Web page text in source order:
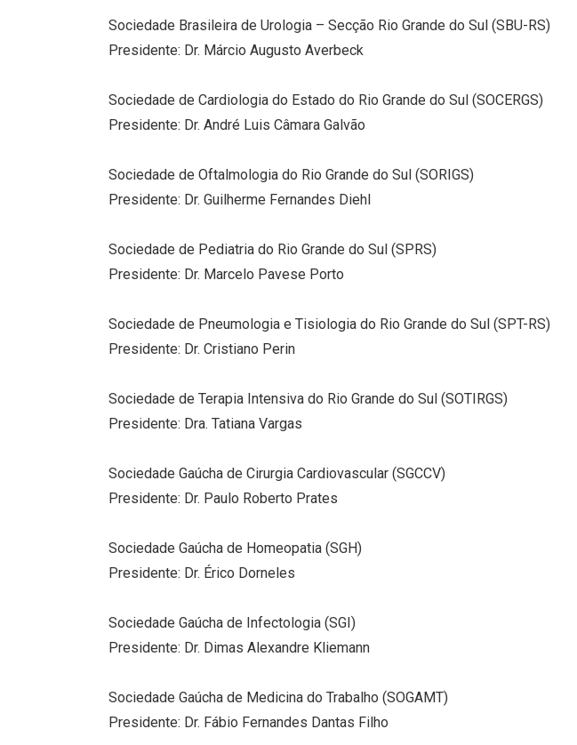
Sociedade Brasileira de Urologia – Secção Rio Grande do Sul (SBU-RS)
Presidente: Dr. Márcio Augusto Averbeck
Sociedade de Cardiologia do Estado do Rio Grande do Sul (SOCERGS)
Presidente: Dr. André Luis Câmara Galvão
Sociedade de Oftalmologia do Rio Grande do Sul (SORIGS)
Presidente: Dr. Guilherme Fernandes Diehl
Sociedade de Pediatria do Rio Grande do Sul (SPRS)
Presidente: Dr. Marcelo Pavese Porto
Sociedade de Pneumologia e Tisiologia do Rio Grande do Sul (SPT-RS)
Presidente: Dr. Cristiano Perin
Sociedade de Terapia Intensiva do Rio Grande do Sul (SOTIRGS)
Presidente: Dra. Tatiana Vargas
Sociedade Gaúcha de Cirurgia Cardiovascular (SGCCV)
Presidente: Dr. Paulo Roberto Prates
Sociedade Gaúcha de Homeopatia (SGH)
Presidente: Dr. Érico Dorneles
Sociedade Gaúcha de Infectologia (SGI)
Presidente: Dr. Dimas Alexandre Kliemann
Sociedade Gaúcha de Medicina do Trabalho (SOGAMT)
Presidente: Dr. Fábio Fernandes Dantas Filho